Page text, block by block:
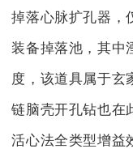
掉落心脉扩孔器，
装备掉落池，其中
度，该道具属于玄
链脑壳开孔钻也在
活心法全类型增益